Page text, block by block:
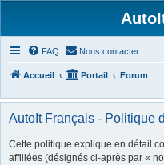
FAQ Nous contacter
Accueil Portail Forum
AutoIt Français - Politique
Cette politique explique en détail
affiliées (désignés ci-après par «